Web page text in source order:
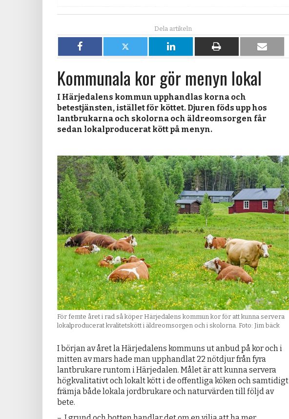
Dela
på
Facebook
Dela
på
X
Dela
på
LinkedIn
Dela
på
papper
Dela
per
Kommunala kor gör menyn lokal
I Härjedalens kommun upphandlas korna och
betestjänsten, istället för köttet. Djuren föds upp hos
lantbrukarna och skolorna och äldreomsorgen får
sedan lokalproducerat kött på menyn.
För femte året i rad så köper Härjedalens kommun kor för att kunna servera
lokalproducerat kvalitetskött i äldreomsorgen och i skolorna. Foto: Jim bäck
I början av året la Härjedalens kommuns ut anbud på kor och i
mitten av mars hade man upphandlat 22 nötdjur från fyra
lantbrukare runtom i Härjedalen. Målet är att kunna servera
högkvalitativt och lokalt kött i de offentliga köken och samtidigt
främja både lokala jordbrukare och naturvärden till följd av
bete.